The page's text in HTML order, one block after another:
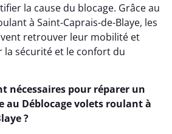
la cause du blocage. Grâce au
à Saint-Caprais-de-Blaye, les
retrouver leur mobilité et
la sécurité et le confort du
nécessaires pour réparer un
au Déblocage volets roulant à
?